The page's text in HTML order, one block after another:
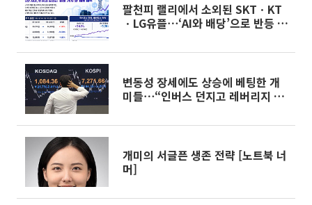
팔천피 랠리에서 소외된 SKTㆍKT
ㆍLG유플⋯‘AI와 배당’으로 반등 노
변동성 장세에도 상승에 베팅한 개
미들⋯“인버스 던지고 레버리지 담
개미의 서글픈 생존 전략 [노트북 너
머]